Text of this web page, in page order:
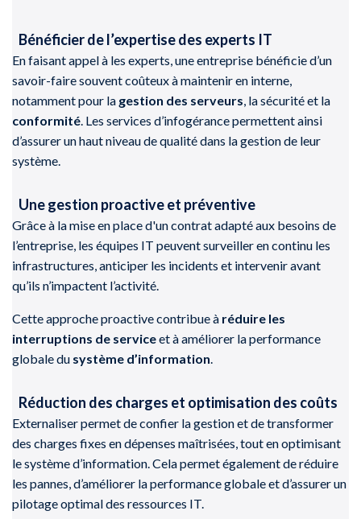
Bénéficier de l’expertise des experts IT
En faisant appel à les experts, une entreprise bénéficie d’un
savoir-faire souvent coûteux à maintenir en interne,
notamment pour la gestion des serveurs , la sécurité et la
conformité . Les services d’infogérance permettent ainsi
d’assurer un haut niveau de qualité dans la gestion de leur
système.
Une gestion proactive et préventive
Grâce à la mise en place d'un contrat adapté aux besoins de
l’entreprise, les équipes IT peuvent surveiller en continu les
infrastructures, anticiper les incidents et intervenir avant
qu’ils n’impactent l’activité.
Cette approche proactive contribue à réduire les
interruptions de serviceet à améliorer la performance
globale du système d’information
Réduction des charges et optimisation des coûts
Externaliser permet de confier la gestion et de transformer
des charges fixes en dépenses maîtrisées, tout en optimisant
le système d’information. Cela permet également de réduire
les pannes, d’améliorer la performance globale et d’assurer un
pilotage optimal des ressources IT.